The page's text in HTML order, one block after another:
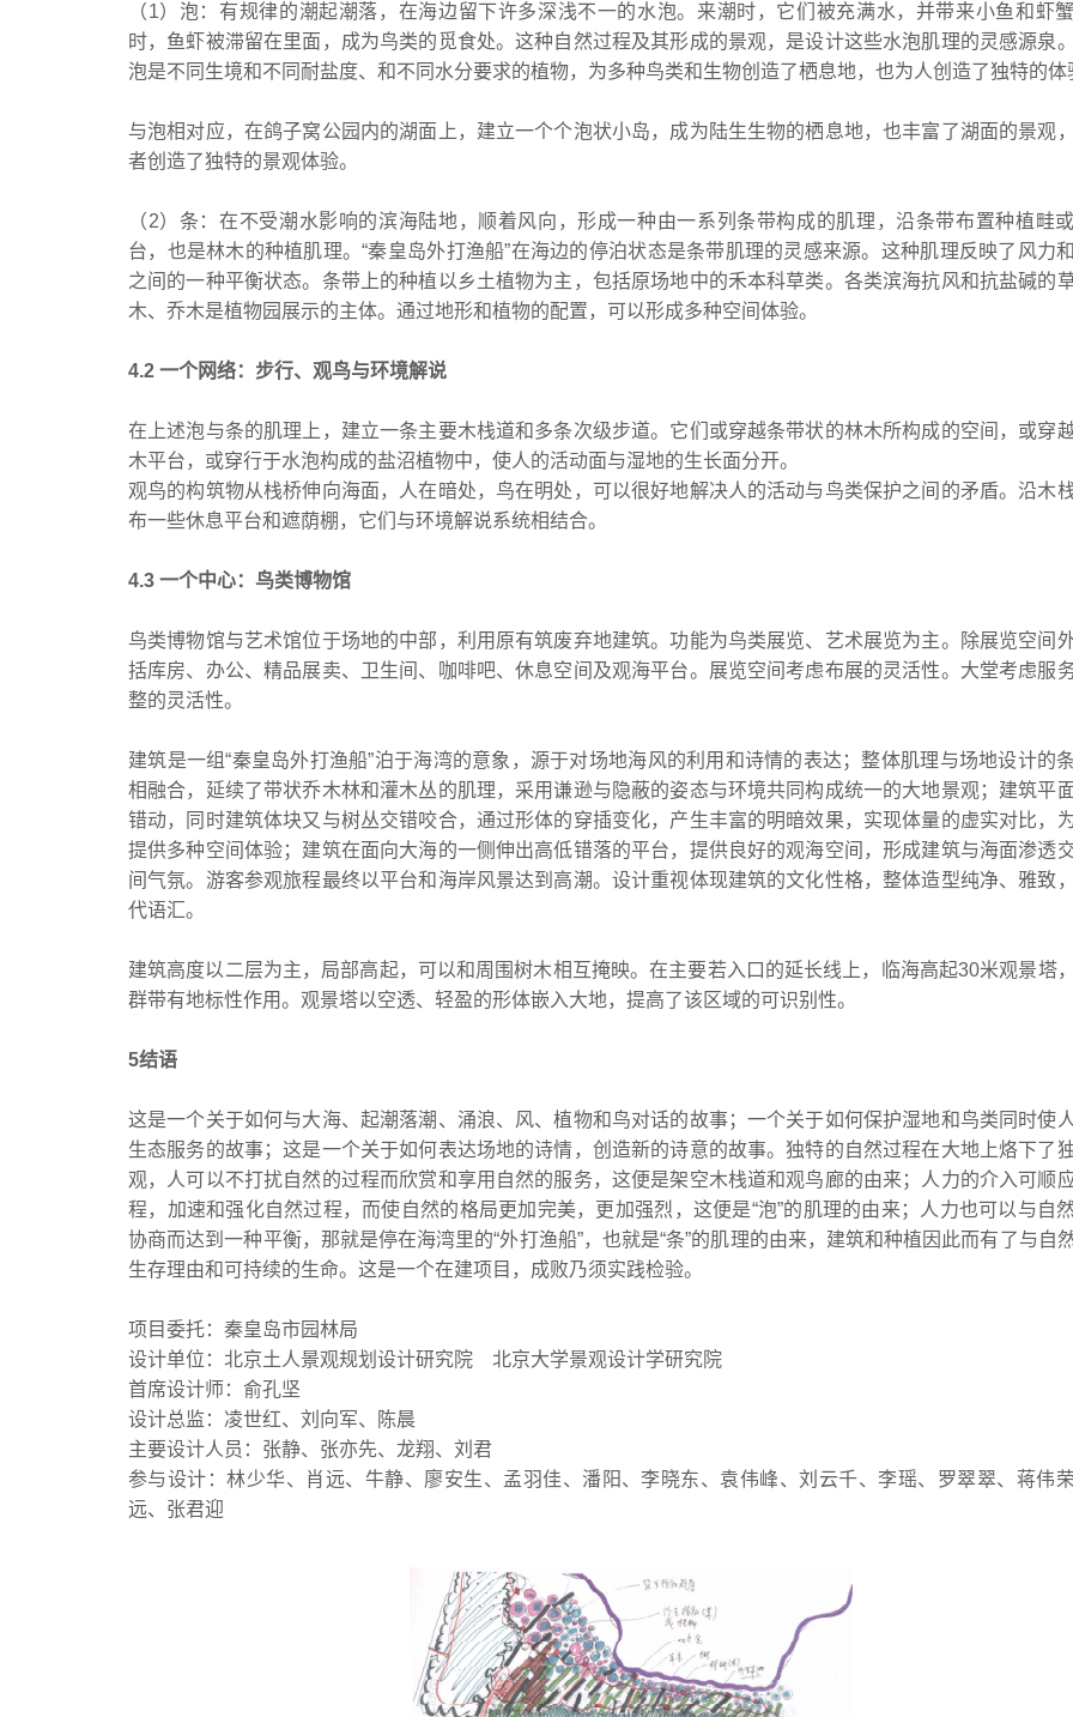
（1）泡：有规律的潮起潮落，在海边留下许多深浅不一的水泡。来潮时，它们被充满水，并带来小鱼和虾
时，鱼虾被滞留在里面，成为鸟类的觅食处。这种自然过程及其形成的景观，是设计这些水泡肌理的灵感源泉
泡是不同生境和不同耐盐度、和不同水分要求的植物，为多种鸟类和生物创造了栖息地，也为人创造了独特的体
与泡相对应，在鸽子窝公园内的湖面上，建立一个个泡状小岛，成为陆生生物的栖息地，也丰富了湖面的景观
者创造了独特的景观体验。
（2）条：在不受潮水影响的滨海陆地，顺着风向，形成一种由一系列条带构成的肌理，沿条带布置种植畦
台，也是林木的种植肌理。“秦皇岛外打渔船”在海边的停泊状态是条带肌理的灵感来源。这种肌理反映了风力
之间的一种平衡状态。条带上的种植以乡土植物为主，包括原场地中的禾本科草类。各类滨海抗风和抗盐碱的
木、乔木是植物园展示的主体。通过地形和植物的配置，可以形成多种空间体验。
4.2 一个网络：步行、观鸟与环境解说
在上述泡与条的肌理上，建立一条主要木栈道和多条次级步道。它们或穿越条带状的林木所构成的空间，或穿
木平台，或穿行于水泡构成的盐沼植物中，使人的活动面与湿地的生长面分开。
观鸟的构筑物从栈桥伸向海面，人在暗处，鸟在明处，可以很好地解决人的活动与鸟类保护之间的矛盾。沿木
布一些休息平台和遮荫棚，它们与环境解说系统相结合。
4.3 一个中心：鸟类博物馆
鸟类博物馆与艺术馆位于场地的中部，利用原有筑废弃地建筑。功能为鸟类展览、艺术展览为主。除展览空间
括库房、办公、精品展卖、卫生间、咖啡吧、休息空间及观海平台。展览空间考虑布展的灵活性。大堂考虑服
整的灵活性。
建筑是一组“秦皇岛外打渔船”泊于海湾的意象，源于对场地海风的利用和诗情的表达；整体肌理与场地设计的
相融合，延续了带状乔木林和灌木丛的肌理，采用谦逊与隐蔽的姿态与环境共同构成统一的大地景观；建筑平
错动，同时建筑体块又与树丛交错咬合，通过形体的穿插变化，产生丰富的明暗效果，实现体量的虚实对比，
提供多种空间体验；建筑在面向大海的一侧伸出高低错落的平台，提供良好的观海空间，形成建筑与海面渗透
间气氛。游客参观旅程最终以平台和海岸风景达到高潮。设计重视体现建筑的文化性格，整体造型纯净、雅致
代语汇。
建筑高度以二层为主，局部高起，可以和周围树木相互掩映。在主要若入口的延长线上，临海高起30米观景塔
群带有地标性作用。观景塔以空透、轻盈的形体嵌入大地，提高了该区域的可识别性。
5结语
这是一个关于如何与大海、起潮落潮、涌浪、风、植物和鸟对话的故事；一个关于如何保护湿地和鸟类同时使
生态服务的故事；这是一个关于如何表达场地的诗情，创造新的诗意的故事。独特的自然过程在大地上烙下了
观，人可以不打扰自然的过程而欣赏和享用自然的服务，这便是架空木栈道和观鸟廊的由来；人力的介入可顺
程，加速和强化自然过程，而使自然的格局更加完美，更加强烈，这便是“泡”的肌理的由来；人力也可以与自
协商而达到一种平衡，那就是停在海湾里的“外打渔船”，也就是“条”的肌理的由来，建筑和种植因此而有了与自
生存理由和可持续的生命。这是一个在建项目，成败乃须实践检验。
项目委托：秦皇岛市园林局
设计单位：北京土人景观规划设计研究院 北京大学景观设计学研究院
首席设计师：俞孔坚
设计总监：凌世红、刘向军、陈晨
主要设计人员：张静、张亦先、龙翔、刘君
参与设计：林少华、肖远、牛静、廖安生、孟羽佳、潘阳、李晓东、袁伟峰、刘云千、李瑶、罗翠翠、蒋伟
远、张君迎